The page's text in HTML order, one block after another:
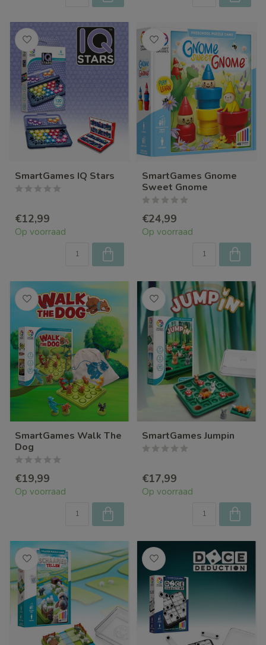
SmartGames IQ Stars
€12,99
Op voorraad
SmartGames Gnome
Sweet Gnome
€24,99
Op voorraad
SmartGames Walk The
Dog
€19,99
Op voorraad
SmartGames Jumpin
€17,99
Op voorraad